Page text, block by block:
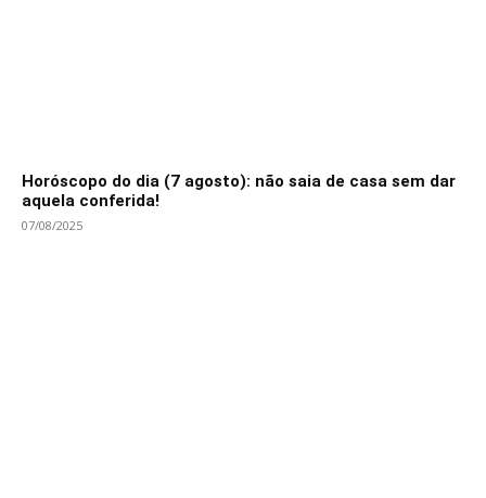
Horóscopo do dia (7 agosto): não saia de casa sem dar
aquela conferida!
07/08/2025